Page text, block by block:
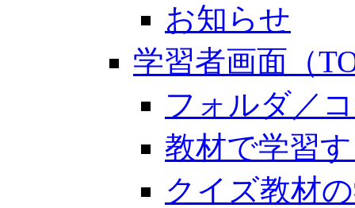
お知らせ
学習者画面（
フォルダ／
教材で学習
クイズ教材